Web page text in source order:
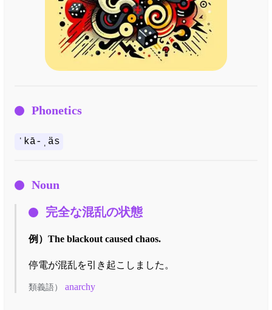
Phonetics
ˈkā-ˌäs
Noun
完全な混乱の状態
例） The blackout caused chaos.
停電が混乱を引き起こしました。
類義語） anarchy